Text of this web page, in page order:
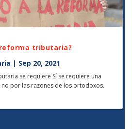
tributaria?
| Sep 20, 2021
se requiere Sí se requiere una
por las razones de los ortodoxos.